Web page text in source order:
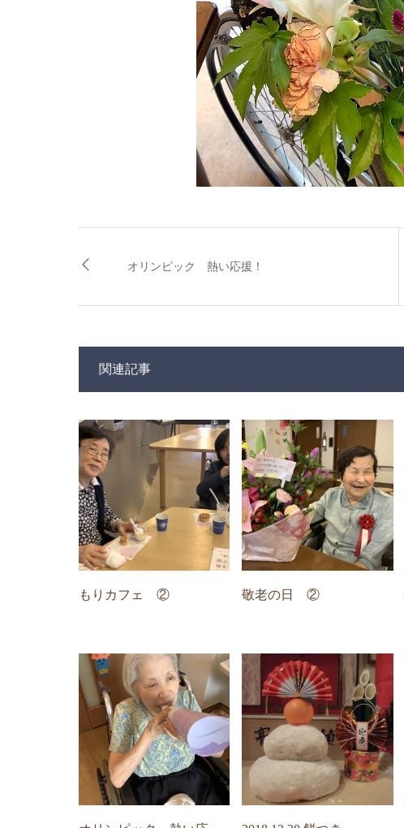
オリンピック 熱い応援！
関連記事
もりカフェ ② 敬老の日 ②